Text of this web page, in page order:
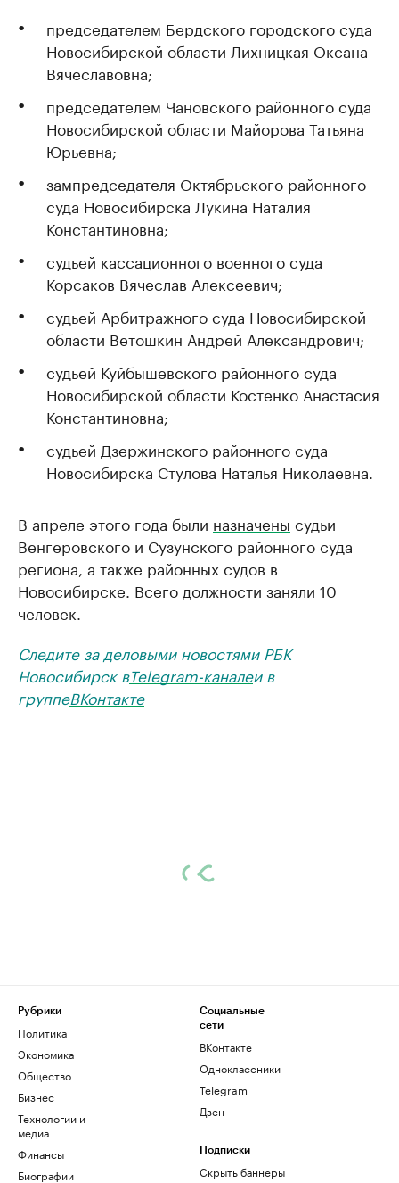
председателем Бердского городского суда
Новосибирской области Лихницкая Оксана
Вячеславовна;
председателем Чановского районного суда
Новосибирской области Майорова Татьяна
Юрьевна;
зампредседателя Октябрьского районного
суда Новосибирска Лукина Наталия
Константиновна;
судьей кассационного военного суда
Корсаков Вячеслав Алексеевич;
судьей Арбитражного суда Новосибирской
области Ветошкин Андрей Александрович;
судьей Куйбышевского районного суда
Новосибирской области Костенко Анастасия
Константиновна;
судьей Дзержинского районного суда
Новосибирска Стулова Наталья Николаевна.
В апреле этого года были назначены судьи
Венгеровского и Сузунского районного суда
региона, а также районных судов в
Новосибирске. Всего должности заняли 10
человек.
Следите за деловыми новостями РБК
Новосибирск вTelegram-каналеи в
группеВКонтакте
Рубрики
Политика
Экономика
Общество
Бизнес
Технологии и
медиа
Финансы
Биографии
Социальные
сети
ВКонтакте
Одноклассники
Telegram
Дзен
Подписки
Скрыть баннеры